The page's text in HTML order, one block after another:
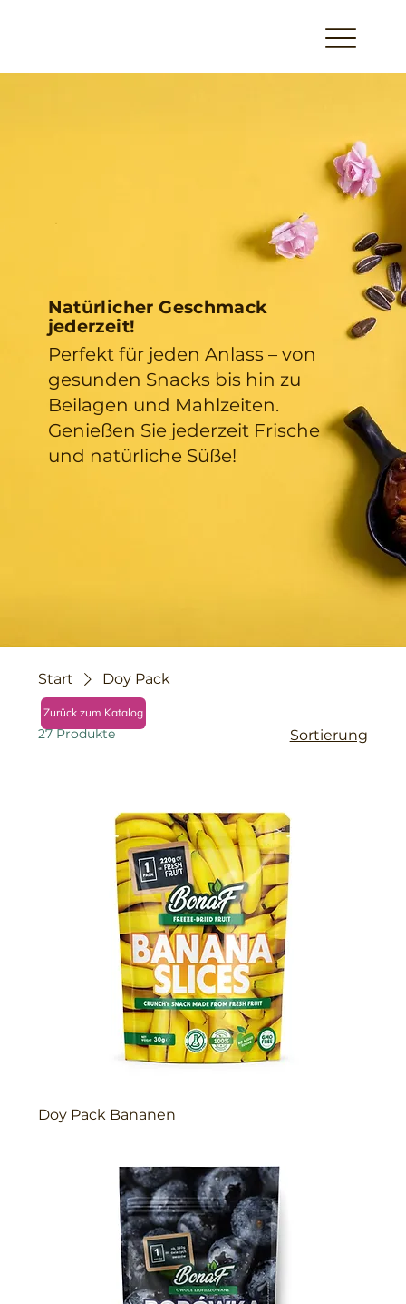
Natürlicher Geschmack
jederzeit!
Perfekt für jeden Anlass – von
gesunden Snacks bis hin zu
Beilagen und Mahlzeiten.
Genießen Sie jederzeit Frische
und natürliche Süße!
Start Doy Pack
27 Produkte Sortierung
Doy Pack Bananen
Zurück zum Katalog